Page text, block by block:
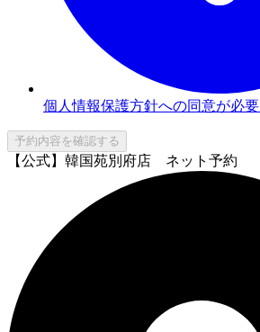
個人情報保護方針への同意が必
予約内容を確認する
【公式】韓国苑別府店 ネット予約